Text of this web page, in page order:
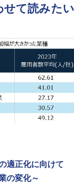
せて読みた
適正化に向けて
の変化～